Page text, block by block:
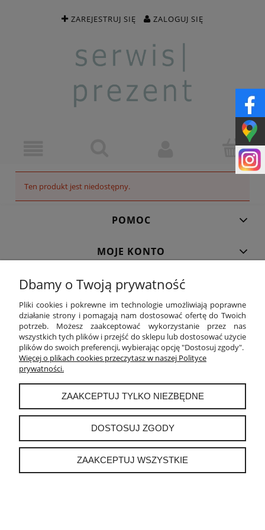
ZAREJESTRUJ SIĘ ZALOGUJ SIĘ
Ten produkt jest niedostępny.
POMOC
MOJE KONTO
PŁATNOŚCI I DOSTAWA
INFORMACJE
O NAS
POKAŻ PEŁNĄ WERSJĘ STRONY
Sklep internetowy Shoper.pl
Dbamy o Twoją prywatność
Pliki cookies i pokrewne im technologie umożliwiają poprawne
działanie strony i pomagają nam dostosować ofertę do Twoich
potrzeb. Możesz zaakceptować wykorzystanie przez nas
wszystkich tych plików i przejść do sklepu lub dostosować użycie
plików do swoich preferencji, wybierając opcję "Dostosuj zgody".
Więcej o plikach cookies przeczytasz w naszej Polityce
prywatności.
ZAAKCEPTUJ TYLKO NIEZBĘDNE
DOSTOSUJ ZGODY
ZAAKCEPTUJ WSZYSTKIE